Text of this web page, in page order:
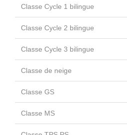
Classe Cycle 1 bilingue
Classe Cycle 2 bilingue
Classe Cycle 3 bilingue
Classe de neige
Classe GS
Classe MS